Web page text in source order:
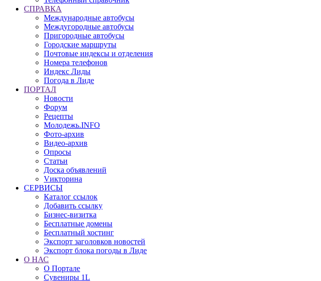
СПРАВКА
Международные автобусы
Междугородные автобусы
Пригородные автобусы
Городские маршруты
Почтовые индексы и отделения
Номера телефонов
Индекс Лиды
Погода в Лиде
ПОРТАЛ
Новости
Форум
Рецепты
Молодежь.INFO
Фото-архив
Видео-архив
Опросы
Статьи
Доска объявлений
Vикторина
СЕРВИСЫ
Каталог ссылок
Добавить ссылку
Бизнес-визитка
Бесплатные домены
Бесплатный хостинг
Экспорт заголовков новостей
Экспорт блока погоды в Лиде
О НАС
О Портале
Сувениры 1L